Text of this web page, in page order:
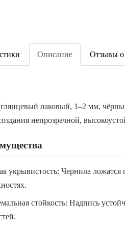
Описание Отзывы о
лаковый, 1–2 мм,
непрозрачной,
укрывистость: Чернила
стойкость: Надпись